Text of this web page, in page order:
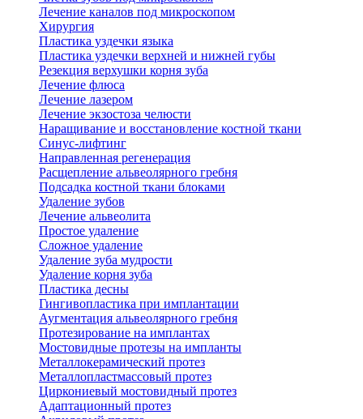
Лечение каналов под микроскопом
Хирургия
Пластика уздечки языка
Пластика уздечки верхней и нижней губы
Резекция верхушки корня зуба
Лечение флюса
Лечение лазером
Лечение экзостоза челюсти
Наращивание и восстановление костной ткани
Синус-лифтинг
Направленная регенерация
Расщепление альвеолярного гребня
Подсадка костной ткани блоками
Удаление зубов
Лечение альвеолита
Простое удаление
Сложное удаление
Удаление зуба мудрости
Удаление корня зуба
Пластика десны
Гингивопластика при имплантации
Аугментация альвеолярного гребня
Протезирование на имплантах
Мостовидные протезы на импланты
Металлокерамический протез
Металлопластмассовый протез
Циркониевый мостовидный протез
Адаптационный протез